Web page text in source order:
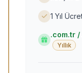
1 Yıl
.com.tr /
Yıllık